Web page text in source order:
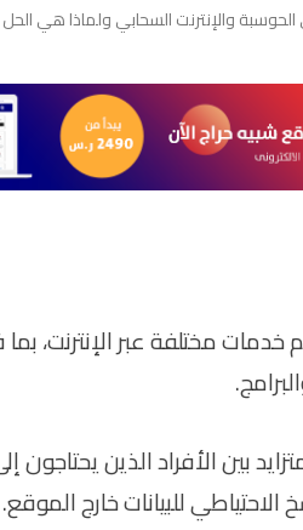
والإنترنت السحابي ولماذا هي الحل
مختلفة عبر الإنترنت، بما
بين الأفراد الذين
للبيانات خارج الموقع.